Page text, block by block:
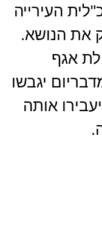
העירייה
את הנושא.
אגף
יגבשו
אותה